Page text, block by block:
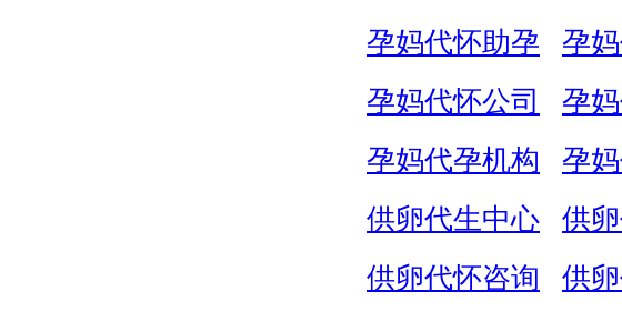
孕妈代怀助孕
孕
孕妈代怀公司
孕
孕妈代孕机构
孕
供卵代生中心
供
供卵代怀咨询
供